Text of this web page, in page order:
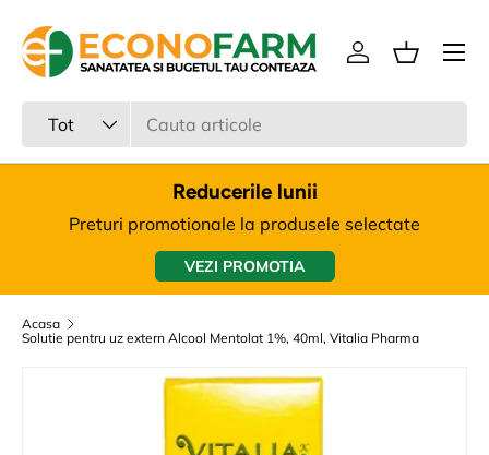
Sari la continut
Tot
Intra in cont
Cos
Meniu
Reducerile lunii
Preturi promotionale la produsele selectate
VEZI PROMOTIA
Acasa
Solutie pentru uz extern Alcool Mentolat 1%, 40ml, Vitalia Pharma